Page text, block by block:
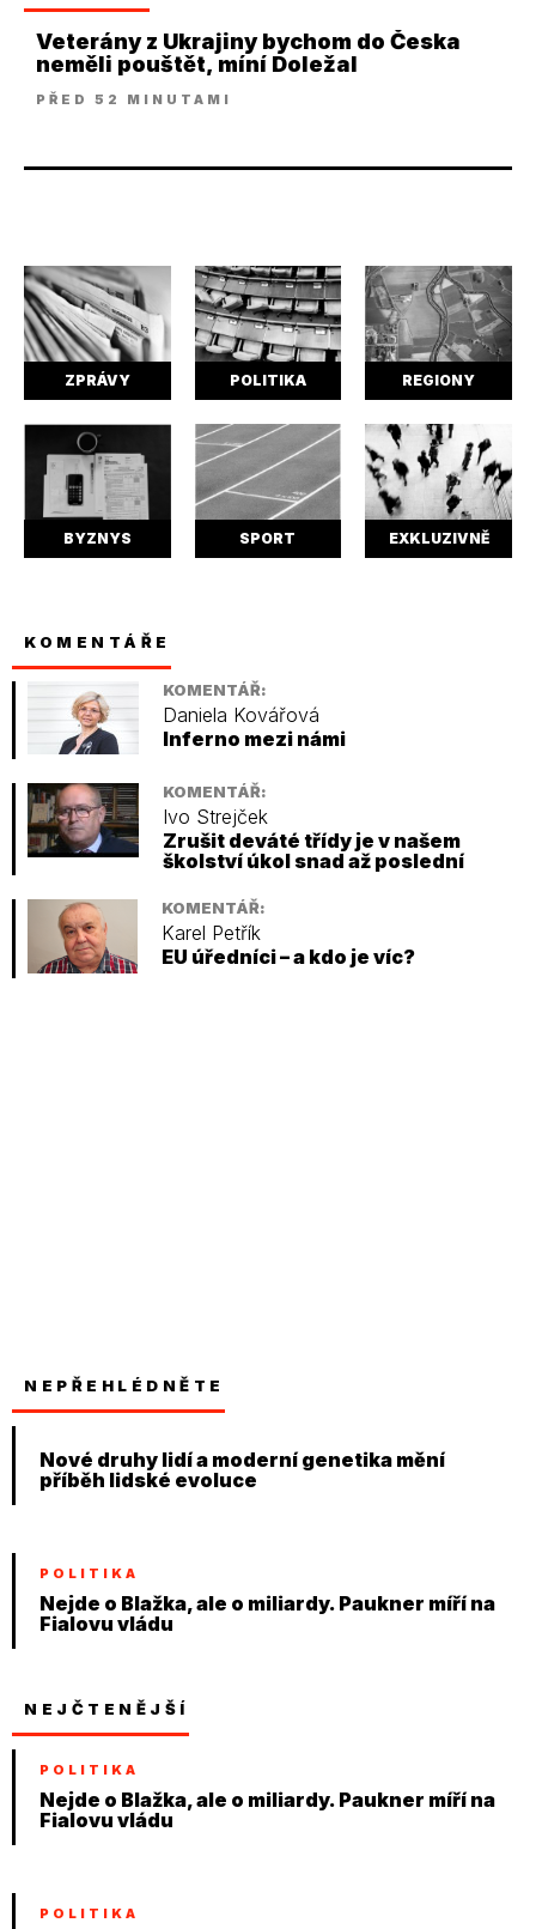
Veterány z Ukrajiny bychom do Česka
neměli pouštět, míní Doležal
PŘED 52 MINUTAMI
ZPRÁVY POLITIKA REGIONY
BYZNYS SPORT EXKLUZIVNĚ
KOMENTÁŘE
KOMENTÁŘ:
Daniela Kovářová
Inferno mezi námi
KOMENTÁŘ:
Ivo Strejček
Zrušit deváté třídy je v našem
školství úkol snad až poslední
KOMENTÁŘ:
Karel Petřík
EU úředníci – a kdo je víc?
NEPŘEHLÉDNĚTE
Nové druhy lidí a moderní genetika mění
příběh lidské evoluce
POLITIKA
Nejde o Blažka, ale o miliardy. Paukner míří na
Fialovu vládu
NEJČTENĚJŠÍ
POLITIKA
Nejde o Blažka, ale o miliardy. Paukner míří na
Fialovu vládu
POLITIKA